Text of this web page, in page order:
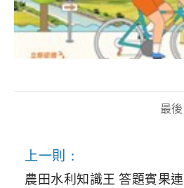
最
上一則：
農田水利知識王 答題賓果